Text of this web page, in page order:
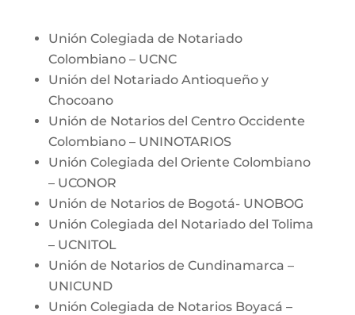
Unión Colegiada de Notariado
Colombiano – UCNC
Unión del Notariado Antioqueño y
Chocoano
Unión de Notarios del Centro Occidente
Colombiano – UNINOTARIOS
Unión Colegiada del Oriente Colombiano
– UCONOR
Unión de Notarios de Bogotá- UNOBOG
Unión Colegiada del Notariado del Tolima
– UCNITOL
Unión de Notarios de Cundinamarca –
UNICUND
Unión Colegiada de Notarios Boyacá –